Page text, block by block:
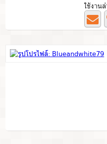
ใช้งาน